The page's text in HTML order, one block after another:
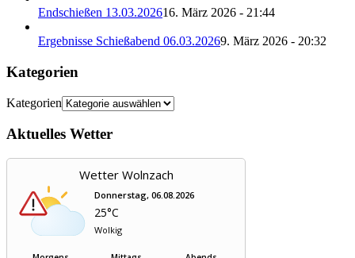
Endschießen 13.03.202616. März 2026 - 21:44
Ergebnisse Schießabend 06.03.20269. März 2026 - 20:32
Kategorien
Kategorien
Aktuelles Wetter
Wetter Wolnzach
Donnerstag, 06.08.2026
25°C
Wolkig